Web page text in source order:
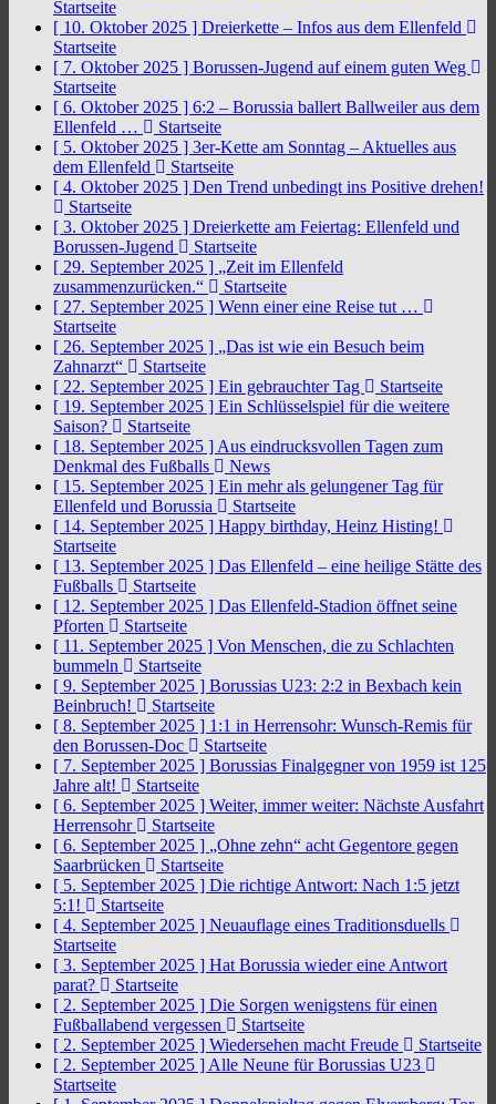
Startseite
[ 10. Oktober 2025 ] Dreierkette – Infos aus dem Ellenfeld
Startseite
[ 7. Oktober 2025 ] Borussen-Jugend auf einem guten Weg
Startseite
[ 6. Oktober 2025 ] 6:2 – Borussia ballert Ballweiler aus dem
Ellenfeld …
Startseite
[ 5. Oktober 2025 ] 3er-Kette am Sonntag – Aktuelles aus
dem Ellenfeld
Startseite
[ 4. Oktober 2025 ] Den Trend unbedingt ins Positive drehen!
Startseite
[ 3. Oktober 2025 ] Dreierkette am Feiertag: Ellenfeld und
Borussen-Jugend
Startseite
[ 29. September 2025 ] „Zeit im Ellenfeld
zusammenzurücken.“
Startseite
[ 27. September 2025 ] Wenn einer eine Reise tut …
Startseite
[ 26. September 2025 ] „Das ist wie ein Besuch beim
Zahnarzt“
Startseite
[ 22. September 2025 ] Ein gebrauchter Tag
Startseite
[ 19. September 2025 ] Ein Schlüsselspiel für die weitere
Saison?
Startseite
[ 18. September 2025 ] Aus eindrucksvollen Tagen zum
Denkmal des Fußballs
News
[ 15. September 2025 ] Ein mehr als gelungener Tag für
Ellenfeld und Borussia
Startseite
[ 14. September 2025 ] Happy birthday, Heinz Histing!
Startseite
[ 13. September 2025 ] Das Ellenfeld – eine heilige Stätte des
Fußballs
Startseite
[ 12. September 2025 ] Das Ellenfeld-Stadion öffnet seine
Pforten
Startseite
[ 11. September 2025 ] Von Menschen, die zu Schlachten
bummeln
Startseite
[ 9. September 2025 ] Borussias U23: 2:2 in Bexbach kein
Beinbruch!
Startseite
[ 8. September 2025 ] 1:1 in Herrensohr: Wunsch-Remis für
den Borussen-Doc
Startseite
[ 7. September 2025 ] Borussias Finalgegner von 1959 ist 125
Jahre alt!
Startseite
[ 6. September 2025 ] Weiter, immer weiter: Nächste Ausfahrt
Herrensohr
Startseite
[ 6. September 2025 ] „Ohne zehn“ acht Gegentore gegen
Saarbrücken
Startseite
[ 5. September 2025 ] Die richtige Antwort: Nach 1:5 jetzt
5:1!
Startseite
[ 4. September 2025 ] Neuauflage eines Traditionsduells
Startseite
[ 3. September 2025 ] Hat Borussia wieder eine Antwort
parat?
Startseite
[ 2. September 2025 ] Die Sorgen wenigstens für einen
Fußballabend vergessen
Startseite
[ 2. September 2025 ] Wiedersehen macht Freude
Startseite
[ 2. September 2025 ] Alle Neune für Borussias U23
Startseite